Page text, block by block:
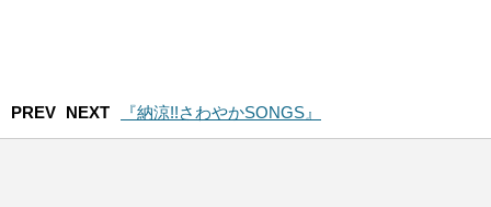
PREV NEXT 『納涼!!さわやかSONGS』